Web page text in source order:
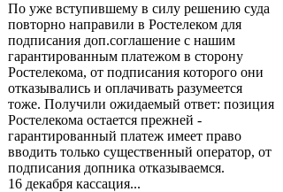
По уже вступившему в силу решению суда
повторно направили в Ростелеком для
подписания доп.соглашение с нашим
гарантированным платежом в сторону
Ростелекома, от подписания которого они
отказывались и оплачивать разумеется
тоже. Получили ожидаемый ответ: позиция
Ростелекома остается прежней -
гарантированный платеж имеет право
вводить только существенный оператор, от
подписания допника отказываемся.
16 декабря кассация...